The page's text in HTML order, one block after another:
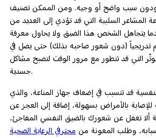
سبب واضح أو وجيه. ومن الممكن تصنيف
المشاعر السلبية التي قد تؤدي إلى العديد من
يتجاهل الشخص هذا الضيق ولا يحاول معرفة
تدريجياً (دون شعور صاحبه بذلك) حتى يصل في
التي قد تتطور مع مرور الوقت لتصبح مشاكل
جسدية.
قد تتسبب في إضعاف جهاز المناعة، والذي
بالأمراض بسهولة، إضافة إلى العجز عن
ألا تغفل عن شعورك بالضيق النفسي المفاجئ،
وطلب المعونة من محترفي الرعاية الصحية